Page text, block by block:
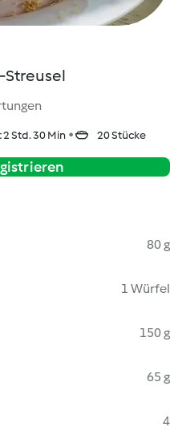
Std. 30 Min 20 Stücke
80 g
1 Würfel
150 g
65 g
4